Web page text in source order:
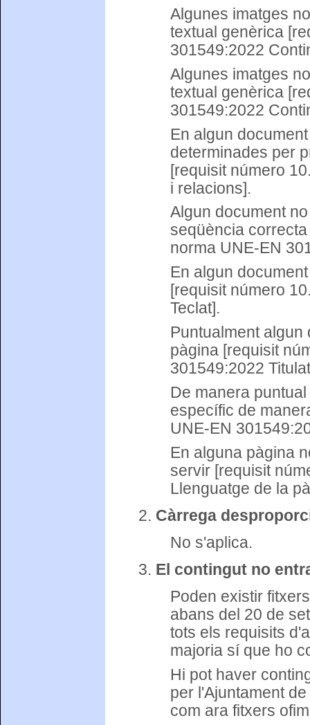
Algunes imatges
textual genèrica
301549:2022
Algunes imatges
textual genèrica
301549:2022
En algun
determinades per
[requisit número
i relacions].
Algun document
seqüència
norma UNE-EN
En algun
[requisit número
Teclat].
Puntualment algun
pàgina [requisit
301549:2022
De manera
específic de
UNE-EN
En alguna pàgina
servir [requisit
Llenguatge de la
Càrrega
No s'aplica.
El contingut no
Poden existir
abans del 20 de
tots els requisits
majoria sí que ho
Hi pot haver
per l'Ajuntament
com ara fitxers